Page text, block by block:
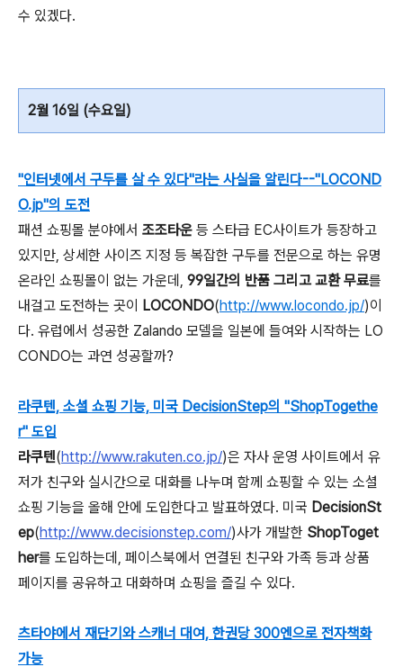
수 있겠다.
2월 16일 (수요일)
"인터넷에서 구두를 살 수 있다"라는 사실을 알린다--"LOCOND
O.jp"의 도전
패션 쇼핑몰 분야에서 조조타운 등 스타급 EC사이트가 등장하고
있지만, 상세한 사이즈 지정 등 복잡한 구두를 전문으로 하는 유명
온라인 쇼핑몰이 없는 가운데, 99일간의 반품 그리고 교환 무료를
내걸고 도전하는 곳이
LOCONDO(http://www.locondo.jp/)이
다. 유럽에서 성공한 Zalando 모델을 일본에 들여와 시작하는 LO
CONDO는 과연 성공할까?
라쿠텐, 소셜 쇼핑 기능, 미국 DecisionStep의 "ShopTogethe
r" 도입
라쿠텐(http://www.rakuten.co.jp/)은 자사 운영 사이트에서 유
저가 친구와 실시간으로 대화를 나누며 함께 쇼핑할 수 있는 소셜
쇼핑 기능을 올해 안에 도입한다고 발표하였다. 미국 DecisionSt
ep(http://www.decisionstep.com/)사가 개발한 ShopToget
her를 도입하는데, 페이스북에서 연결된 친구와 가족 등과 상품
페이지를 공유하고 대화하며 쇼핑을 즐길 수 있다.
츠타야에서 재단기와 스캐너 대여, 한권당 300엔으로 전자책화
가능